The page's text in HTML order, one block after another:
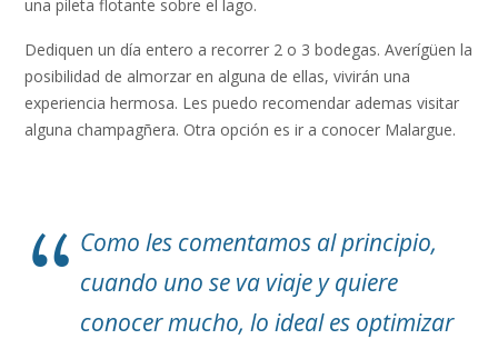
una pileta flotante sobre el lago.
Dediquen un día entero a recorrer 2 o 3 bodegas. Averígüen la
posibilidad de almorzar en alguna de ellas, vivirán una
experiencia hermosa. Les puedo recomendar ademas visitar
alguna champagñera. Otra opción es ir a conocer Malargue.
Como les comentamos al principio,
cuando uno se va viaje y quiere
conocer mucho, lo ideal es optimizar